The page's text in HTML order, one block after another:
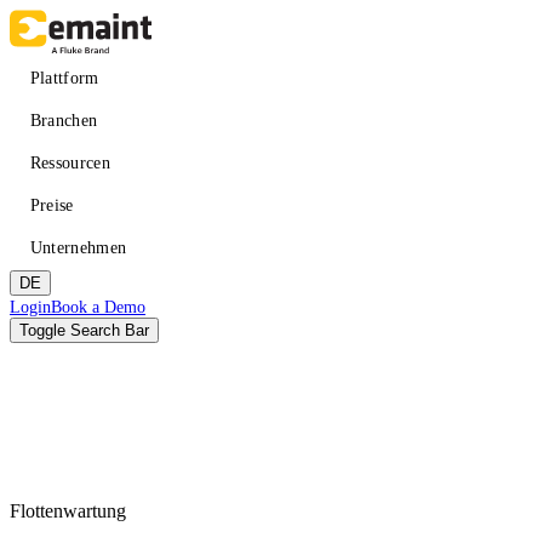
Direkt
zum
Main
navigation
Plattform
VERBESSERN SIE DIE VERFÜGBARKEIT
Branchen
Ressourcen
Preise
Unternehmen
Über eMaint + Fluke
DE
Header
CTA
LoginBook a Demo
Toggle Search Bar
Flottenwartung